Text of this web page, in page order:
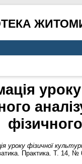
уроку
фізичної
Практика. Т. 14,